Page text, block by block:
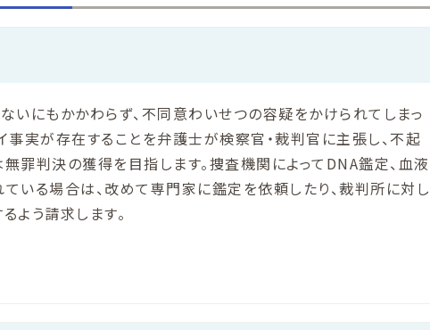
いにもかかわらず、不同意わいせつの容疑をかけられてしまっ
事実が存在することを弁護士が検察官・裁判官に主張し、不起
罪判決の獲得を目指します。捜査機関によってDNA鑑定、血液
いる場合は、改めて専門家に鑑定を依頼したり、裁判所に対し
よう請求します。